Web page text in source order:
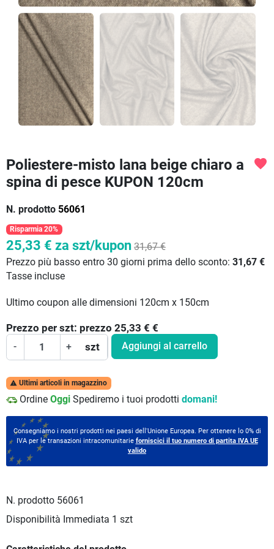
Poliestere-misto lana beige chiaro a
spina di pesce KUPON 120cm
N. prodotto 56061
favorite
Risparmia 20%
25,33 € za szt/kupon 31,67 €
Prezzo più basso entro 30 giorni prima dello sconto: 31,67 €
Tasse incluse
Ultimo coupon alle dimensioni 120cm x 150cm
Prezzo per szt: prezzo 25,33 € €
- + szt Aggiungi al carrello
 Ultimi articoli in magazzino
Ordine Oggi Spediremo i tuoi prodotti domani!
Consegniamo i nostri prodotti nei paesi dell'Unione Europea. Per ottenere lo 0% di
IVA per le transazioni intracomunitarie forniscici il tuo numero di partita IVA UE
valido
N. prodotto 56061
Disponibilità Immediata 1 szt